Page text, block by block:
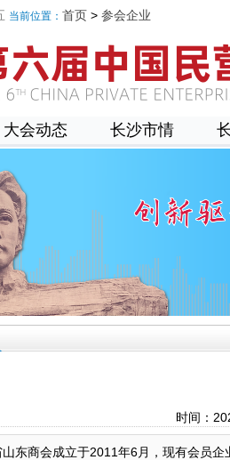
当前位置： 首页> 参会企业
大会动态 长沙市情
时间：
东商会成立于2011年6月，现有会员